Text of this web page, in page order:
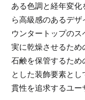
ある色調と経年変
ら高級感のあるデ
ウンタートップの
実に乾燥させるため
石鹸を保管するため
とした装飾要素と
貫性を追求するユー